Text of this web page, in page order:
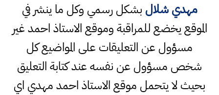
مهدي شلال بشكل رسمي وكل ما ينشر في
الموقع يخضع للمراقبة وموقع الاستاذ احمد غير
مسؤول عن التعليقات على المواضيع كل
شخص مسؤول عن نفسه عند كتابة التعليق
بحيث لا يتحمل موقع الاستاذ احمد مهدي اي